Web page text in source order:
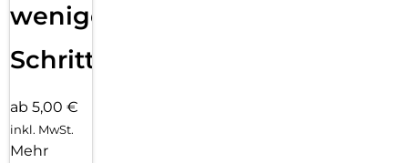
wenigen
Schritten
ab 5,00 €
inkl. MwSt.
Mehr